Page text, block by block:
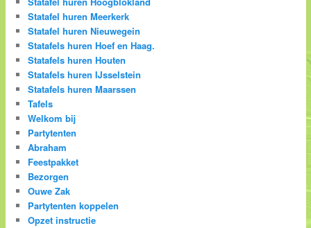
Statafel huren Meerkerk
Statafel huren Nieuwegein
Statafels huren Hoef en Haag.
Statafels huren Houten
Statafels huren IJsselstein
Statafels huren Maarssen
Tafels
Welkom bij
Partytenten
Abraham
Feestpakket
Bezorgen
Ouwe Zak
Partytenten koppelen
Opzet instructie